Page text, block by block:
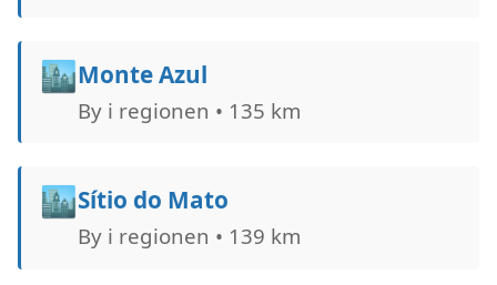
🏙️Monte Azul
By i regionen • 135 km
🏙️Sítio do Mato
By i regionen • 139 km